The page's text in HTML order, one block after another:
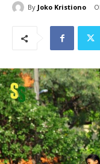
By Joko Kristiono